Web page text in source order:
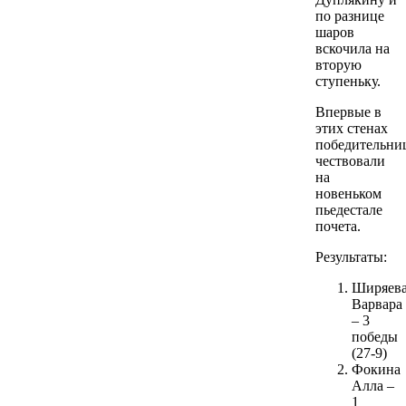
по разнице
шаров
вскочила на
вторую
ступеньку.
Впервые в
этих стенах
чествовали
на
новеньком
пьедестале
почета.
Результаты:
Варвара
– 3
победы
(27-9)
Фокина
Алла –
1